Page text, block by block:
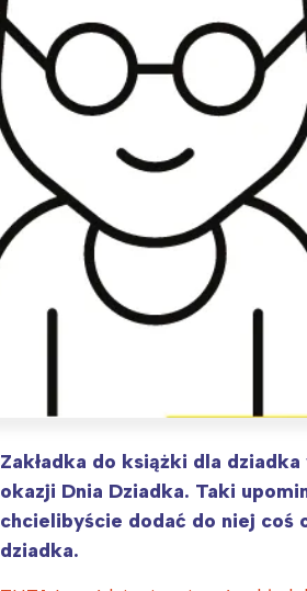
Zakładka do książki dla
okazji Dnia Dziadka. Taki
chcielibyście dodać do niej coś
dziadka.